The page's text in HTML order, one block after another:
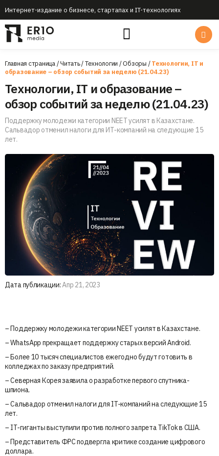
Интернет-издание о бизнесе, стартапах и IT-технологиях
Главная страница/Читать/Технологии /Обзоры /Технологии, IT и
образование – обзор событий за неделю (21.04.23)
Технологии, IT и образование –
обзор событий за неделю (21.04.23)
Поддержку молодежи категории NEET усилят в Казахстане.
Сальвадор отменил налоги для ИТ-компаний на следующие 15
лет.
Дата публикации:Апр 21, 2023
– Поддержку молодежи категории NEET усилят в Казахстане.
– WhatsApp прекращает поддержку старых версий Android.
– Более 10 тысяч специалистов ежегодно будут готовить в
колледжах по заказу предприятий.
– Северная Корея заявила о разработке первого спутника-
шпиона.
– Сальвадор отменил налоги для IT-компаний на следующие 15
лет.
– IT-гиганты выступили против полного запрета TikTok в США.
– Представитель ФРС подвергла критике создание цифрового
доллара.